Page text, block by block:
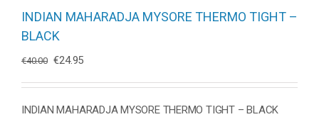
INDIAN MAHARADJA MYSORE THERMO TIGHT –
BLACK
€40.00 Oorspronkelijke
was:
€40.00.
€24.95Huidige
is:
€24.95.
INDIAN MAHARADJA MYSORE THERMO TIGHT – BLACK